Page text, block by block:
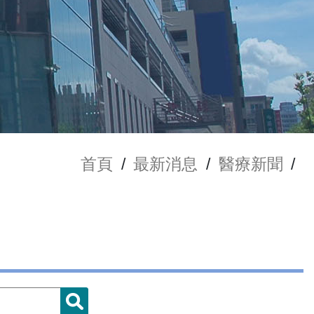
首頁 / 最新消息 / 醫療新聞 /